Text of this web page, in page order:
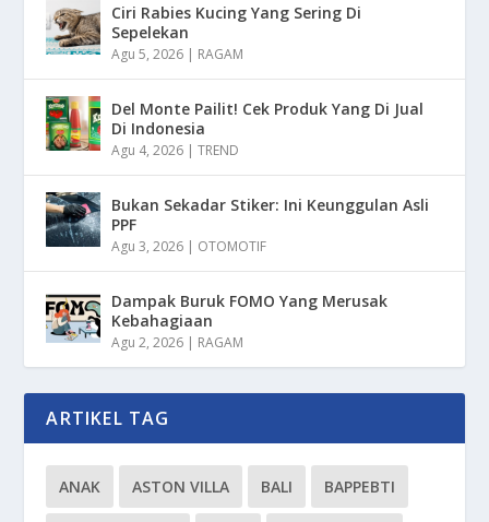
Ciri Rabies Kucing Yang Sering Di
Sepelekan
Agu 5, 2026 | RAGAM
Del Monte Pailit! Cek Produk Yang Di Jual
Di Indonesia
Agu 4, 2026 |TREND
Bukan Sekadar Stiker: Ini Keunggulan Asli
PPF
Agu 3, 2026 | OTOMOTIF
Dampak Buruk FOMO Yang Merusak
Kebahagiaan
Agu 2, 2026 | RAGAM
ARTIKEL TAG
ANAK ASTON VILLA BALI BAPPEBTI